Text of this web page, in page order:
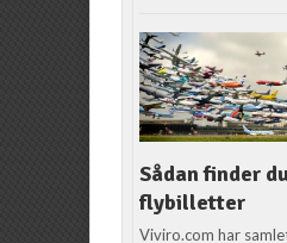
Sådan finder
flybilletter
Viviro.com har